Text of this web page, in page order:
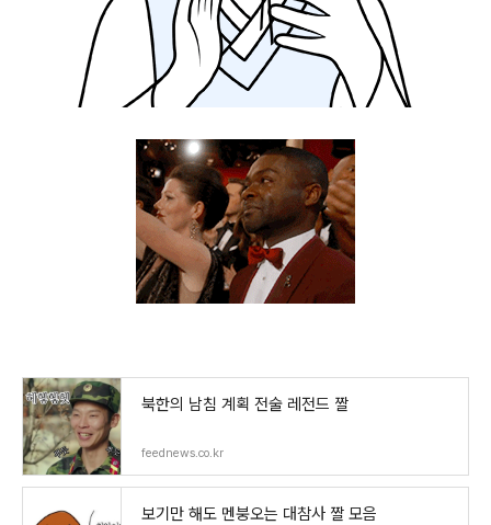
북한의 남침 계획 전술 레전드 짤
feednews.co.kr
보기만 해도 멘붕오는 대참사 짤 모음